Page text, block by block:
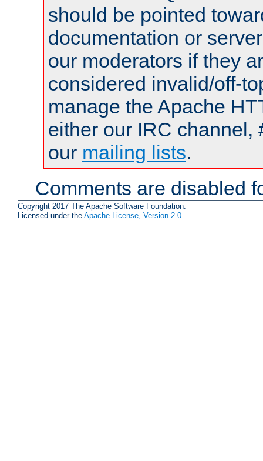
should be pointed
documentation or
our moderators if they
considered invalid/off-
manage the Apache
either our IRC channel,
our mailing lists.
Comments are disabled
Copyright 2017 The Apache Software Foundation.
Licensed under the Apache License, Version 2.0.